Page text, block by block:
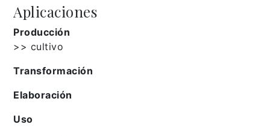
Aplicaciones
Producción
>> cultivo
Transformación
Elaboración
Uso